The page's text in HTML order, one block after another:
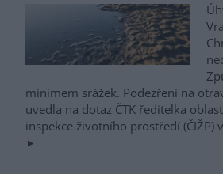
minimem srážek. Podezření na
uvedla na dotaz ČTK ředitelka
inspekce životního prostředí (ČIŽP)